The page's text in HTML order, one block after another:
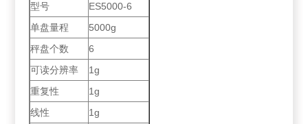
型号
ES5000-6
单盘量程
5000g
秤盘个数
6
可读分辨率
1g
重复性
1g
线性
1g